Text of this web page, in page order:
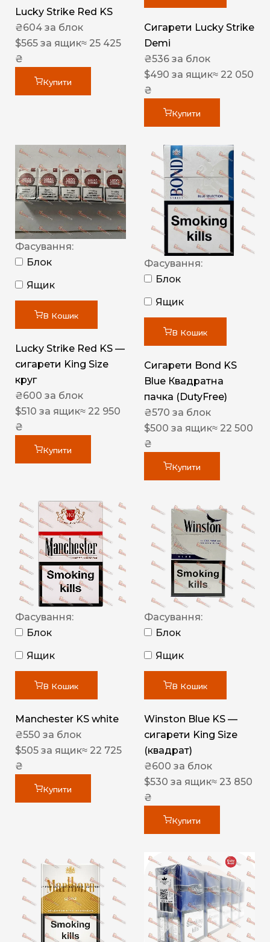
Lucky Strike Red KS
₴604 за блок
$565 за ящик≈ 25 425
₴
Купити
Сигарети Lucky Strike
Demi
₴536 за блок
$490 за ящик≈ 22 050
₴
Купити
Фасування:
Блок
Ящик
В Кошик
Lucky Strike Red KS —
сигарети King Size
круг
₴600 за блок
$510 за ящик≈ 22 950
₴
Купити
Фасування:
Блок
Ящик
В Кошик
Сигарети Bond KS
Blue Квадратна
пачка (DutyFree)
₴570 за блок
$500 за ящик≈ 22 500
₴
Купити
Фасування:
Блок
Ящик
В Кошик
Manchester KS white
₴550 за блок
$505 за ящик≈ 22 725
₴
Купити
Фасування:
Блок
Ящик
В Кошик
Winston Blue KS —
сигарети King Size
(квадрат)
₴600 за блок
$530 за ящик≈ 23 850
₴
Купити